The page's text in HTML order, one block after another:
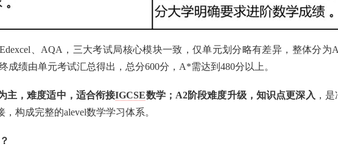
、AQA，三大考试局核心模块一致，仅单元划分略有差异，整体分为
成绩由单元考试汇总得出，总分600分，A*需达到480分以上。
主，难度适中，适合衔接IGCSE数学；A2阶段难度升级，知识点更深入 ，是
构成完整的alevel数学学习体系。